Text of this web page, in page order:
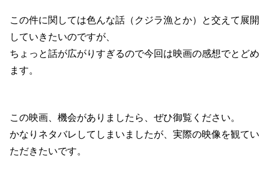
この件に関しては色んな話（クジラ漁とか）と交えて展開
していきたいのですが、
ちょっと話が広がりすぎるので今回は映画の感想でとどめ
ます。
この映画、機会がありましたら、ぜひ御覧ください。
かなりネタバレしてしまいましたが、実際の映像を観てい
ただきたいです。